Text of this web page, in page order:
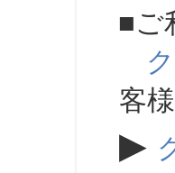
■ご
客様
▶